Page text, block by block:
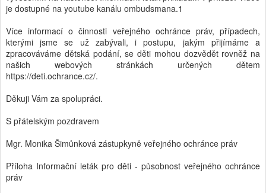
je dostupné na youtube kanálu ombudsmana.1
Více informací o činnosti veřejného ochránce práv, případech,
kterými jsme se už zabývali, i postupu, jakým přijímáme a
zpracováváme dětská podání, se děti mohou dozvědět rovněž na
našich webových stránkách určených dětem
https://deti.ochrance.cz/.
Děkuji Vám za spolupráci.
S přátelským pozdravem
Mgr. Monika Šimůnková zástupkyně veřejného ochránce práv
Příloha Informační leták pro děti - působnost veřejného ochránce
práv